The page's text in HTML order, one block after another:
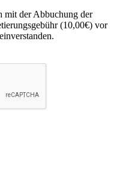
mit der Abbuchung der
(10,00€) vor